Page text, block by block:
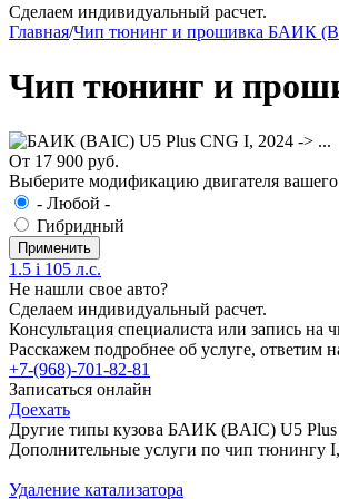
Сделаем индивидуальный расчет.
Главная/Чип тюнинг и прошивка БАИК
Чип тюнинг и
От 17 900 руб.
Выберите модификацию двигателя
- Любой -
Гибридный
1.5 i 105 л.с.
Не нашли свое авто?
Сделаем индивидуальный расчет.
Консультация специалиста или запись на
Расскажем подробнее об услуге, ответим
+7-(968)-701-82-81
Записаться онлайн
Доехать
Другие типы кузова БАИК (BAIC) U5
Дополнительные услуги по чип тюнингу
Удаление катализатора